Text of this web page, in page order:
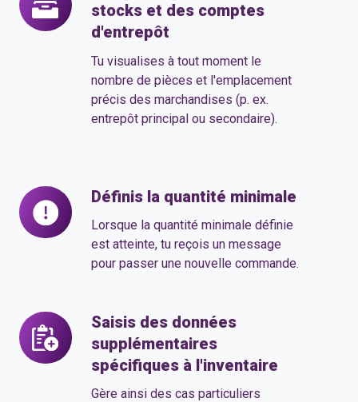
stocks et des comptes
d'entrepôt
Tu visualises à tout moment le
nombre de pièces et l'emplacement
précis des marchandises (p. ex.
entrepôt principal ou secondaire).
du
niveau
Définis la quantité minimale
Lorsque la quantité minimale définie
est atteinte, tu reçois un message
pour passer une nouvelle commande.
Définis
la
quantité
Saisis des données
supplémentaires
spécifiques à l'inventaire
Gère ainsi des cas particuliers
Saisis
des
données
supplémentaires